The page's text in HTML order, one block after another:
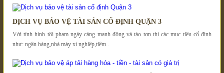
DỊCH VỤ BẢO VỆ TÀI SẢN CỐ ĐỊNH QUẬN 3
Với tình hình tội phạm ngày càng manh động và táo tợn thì các mục tiêu cố định
như: ngân hàng,nhà máy xí nghiệp,tiệm..